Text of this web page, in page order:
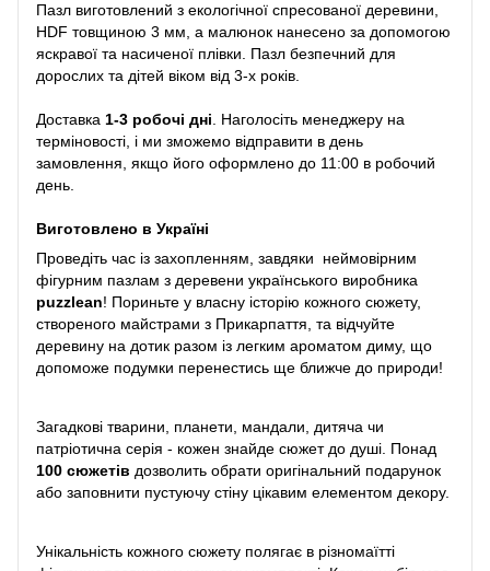
Пазл виготовлений з екологічної спресованої деревини,
HDF товщиною 3 мм, а малюнок нанесено за допомогою
яскравої та насиченої плівки. Пазл безпечний для
дорослих та дітей віком від 3-х років.
Доставка 1-3 робочі дні. Наголосіть менеджеру на
терміновості, і ми зможемо відправити в день
замовлення, якщо його оформлено до 11:00 в робочий
день.
Виготовлено в Україні
Проведіть час із захопленням, завдяки неймовірним
фігурним пазлам з деревени українського виробника
puzzlean! Пориньте у власну історію кожного сюжету,
створеного майстрами з Прикарпаття, та відчуйте
деревину на дотик разом із легким ароматом диму, що
допоможе подумки перенестись ще ближче до природи!
Загадкові тварини, планети, мандали, дитяча чи
патріотична серія - кожен знайде сюжет до душі. Понад
100 сюжетів дозволить обрати оригінальний подарунок
або заповнити пустуючу стіну цікавим елементом декору.
Унікальність кожного сюжету полягає в різномаїтті